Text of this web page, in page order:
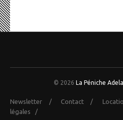
© 2026 La Péniche
Newsletter / Contact/
légales /